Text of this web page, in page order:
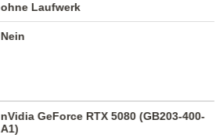
ohne Laufwerk
Nein
nVidia GeForce RTX 5080 (GB203-400-
A1)